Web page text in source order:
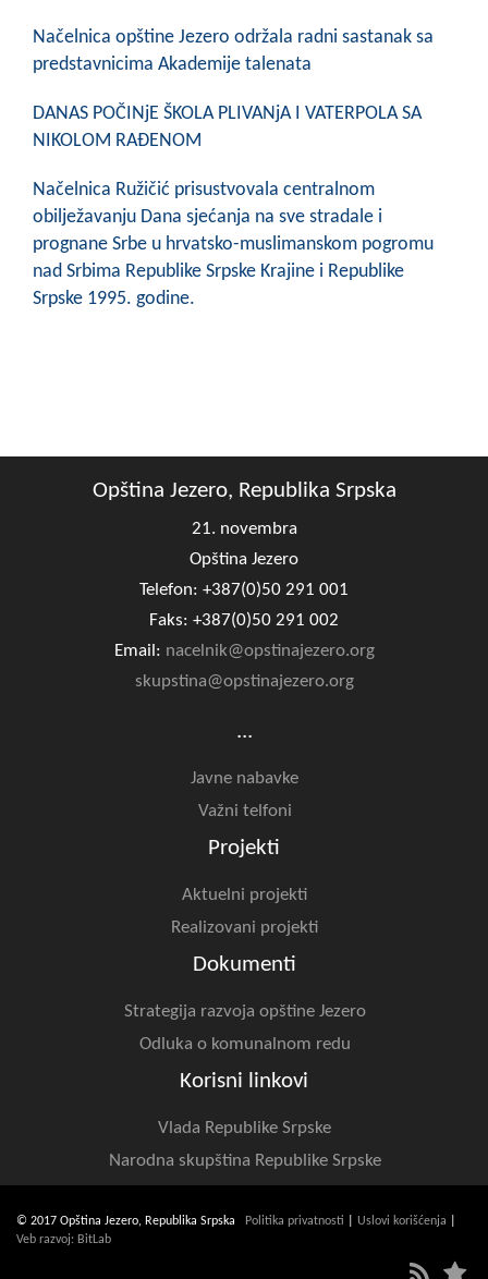
Turizam
Sport
KONTAKT
Načelnica opštine Jezero održala radni sastanak sa
predstavnicima Akademije talenata
DANAS POČINjE ŠKOLA PLIVANjA I VATERPOLA SA
NIKOLOM RAĐENOM
Načelnica Ružičić prisustvovala centralnom
obilježavanju Dana sjećanja na sve stradale i
prognane Srbe u hrvatsko-muslimanskom pogromu
nad Srbima Republike Srpske Krajine i Republike
Srpske 1995. godine.
Opština Jezero, Republika Srpska
21. novembra
Opština Jezero
Telefon: +387(0)50 291 001
Faks: +387(0)50 291 002
Email: nacelnik@opstinajezero.org
skupstina@opstinajezero.org
...
Javne nabavke
Važni telfoni
Projekti
Aktuelni projekti
Realizovani projekti
Dokumenti
Strategija razvoja opštine Jezero
Odluka o komunalnom redu
Korisni linkovi
Vlada Republike Srpske
Narodna skupština Republike Srpske
© 2017 Opština Jezero, Republika Srpska Politika privatnosti Uslovi korišćenja
Veb razvoj: BitLab